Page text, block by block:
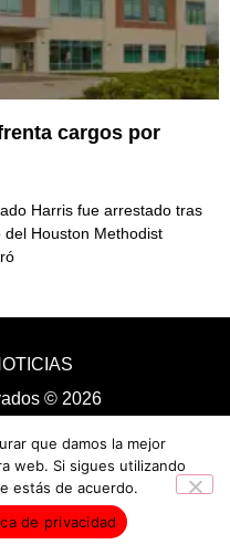
cargos por
Harris fue arrestado tras
Houston Methodist
© 2026
que damos la mejor
web. Si sigues utilizando
estás de acuerdo.
de privacidad